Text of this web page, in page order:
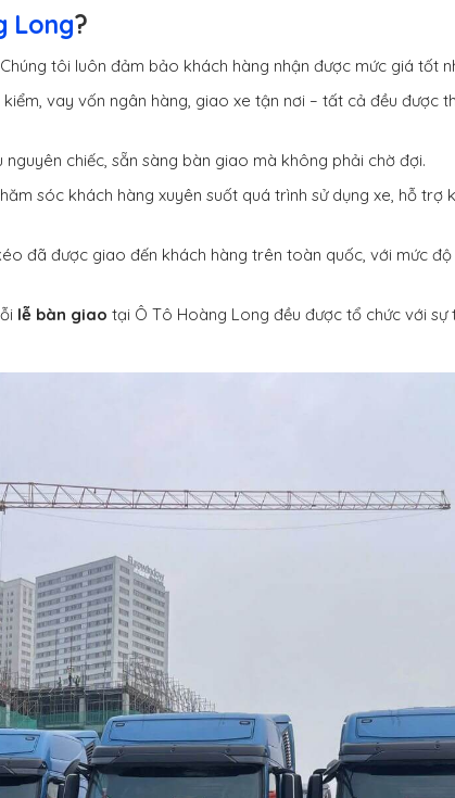
Long?
Chúng tôi luôn đảm bảo khách hàng nhận được mức giá tốt
vay vốn ngân hàng, giao xe tận nơi – tất cả đều được
nguyên chiếc, sẵn sàng bàn giao mà không phải chờ đợi.
sóc khách hàng xuyên suốt quá trình sử dụng xe, hỗ trợ
đã được giao đến khách hàng trên toàn quốc, với mức
lễ bàn giao tại Ô Tô Hoàng Long đều được tổ chức với sự